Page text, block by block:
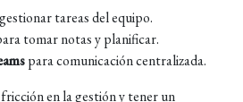
tareas del equipo.
tomar notas y planificar.
para comunicación centralizada.
en la gestión y tener un